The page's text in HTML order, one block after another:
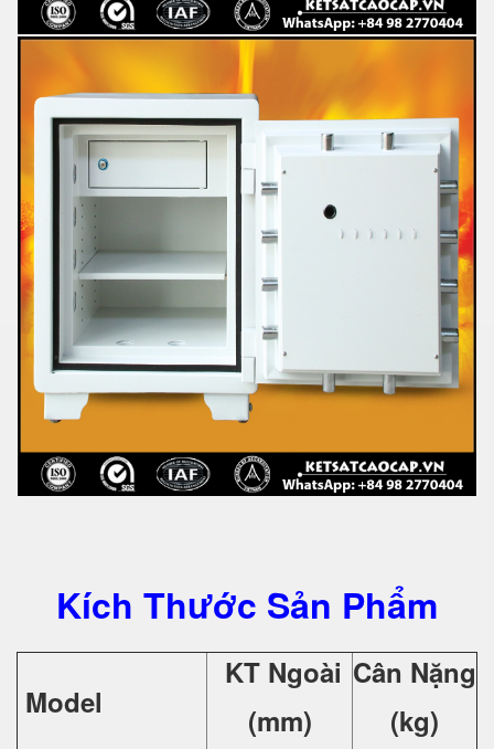
Kích Thước Sản Phẩm
Model
KT Ngoài
(mm)
Cân Nặng
(kg)